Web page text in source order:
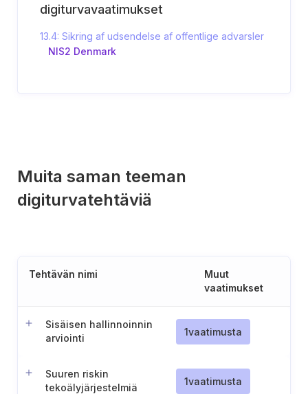
digiturvavaatimukset
13.4: Sikring af udsendelse af offentlige advarsler
NIS2 Denmark
Muita saman teeman
digiturvatehtäviä
Tehtävän nimi
Muut
vaatimukset
Sisäisen hallinnoinnin
arviointi
1vaatimusta
Suuren riskin
tekoälyjärjestelmiä
1vaatimusta